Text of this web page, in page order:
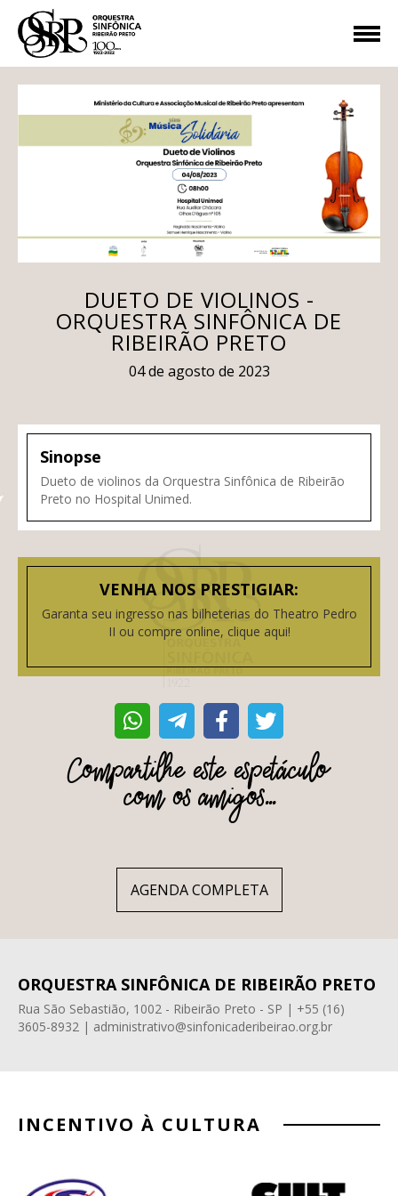
DUETO DE VIOLINOS -
ORQUESTRA SINFÔNICA DE
RIBEIRÃO PRETO
04 de agosto de 2023
Sinopse
Dueto de violinos da Orquestra Sinfônica de Ribeirão
Preto no Hospital Unimed.
VENHA NOS PRESTIGIAR:
Garanta seu ingresso nas bilheterias do Theatro Pedro
II ou compre online, clique aqui!
Compartilhe este espetáculo
com os amigos...
AGENDA COMPLETA
ORQUESTRA SINFÔNICA DE RIBEIRÃO PRETO
Rua São Sebastião, 1002 - Ribeirão Preto - SP | +55 (16)
3605-8932 | administrativo@sinfonicaderibeirao.org.br
INCENTIVO À CULTURA